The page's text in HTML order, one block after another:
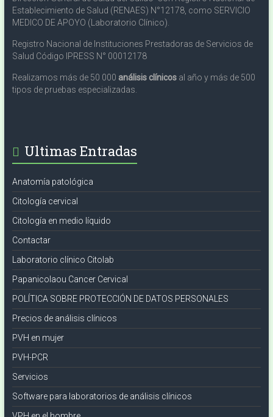
Establecimiento de Salud (RENAES) N°12178, como SERVICIO
MEDICO DE APOYO (Laboratorio Clínico).
Registro Nacional de Instituciones Prestadoras de Servicios de
Salud Código IPRESS N° 00012178
Realizamos más de 50 000 análisis clínicosal año y más de 500
tipos de pruebas especializadas.
Ultimas Entradas
Anatomía patológica
Citología cervical
Citología en medio líquido
Contactar
Laboratorio clínico Citolab
Papanicolaou Cancer Cervical
POLÍTICA SOBRE PROTECCIÓN DE DATOS PERSONALES
Precios de análisis clínicos
PVH en mujer
PVH-PCR
Servicios
Software para laboratorios de análisis clínicos